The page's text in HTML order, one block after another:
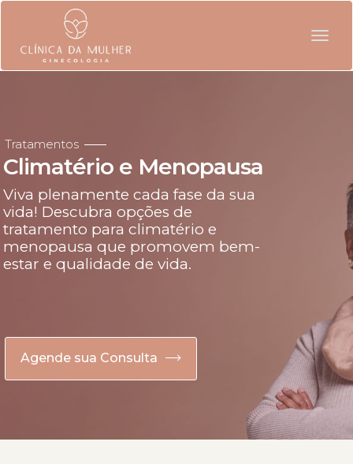
Climatério e Menopausa
Agende sua Consulta
Viva plenamente cada fase da sua
vida! Descubra opções de
tratamento para climatério e
menopausa que promovem bem-
estar e qualidade de vida.
Tratamentos